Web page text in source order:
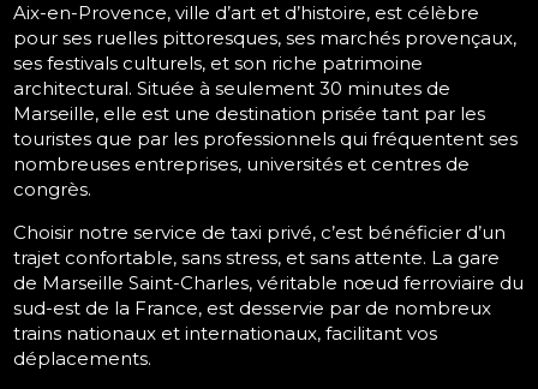
Aix-en-Provence, ville d’art et d’histoire, est célèbre
pour ses ruelles pittoresques, ses marchés provençaux,
ses festivals culturels, et son riche patrimoine
architectural. Située à seulement 30 minutes de
Marseille, elle est une destination prisée tant par les
touristes que par les professionnels qui fréquentent ses
nombreuses entreprises, universités et centres de
congrès.
Choisir notre service de taxi privé, c’est bénéficier d’un
trajet confortable, sans stress, et sans attente. La gare
de Marseille Saint-Charles, véritable nœud ferroviaire du
sud-est de la France, est desservie par de nombreux
trains nationaux et internationaux, facilitant vos
déplacements.